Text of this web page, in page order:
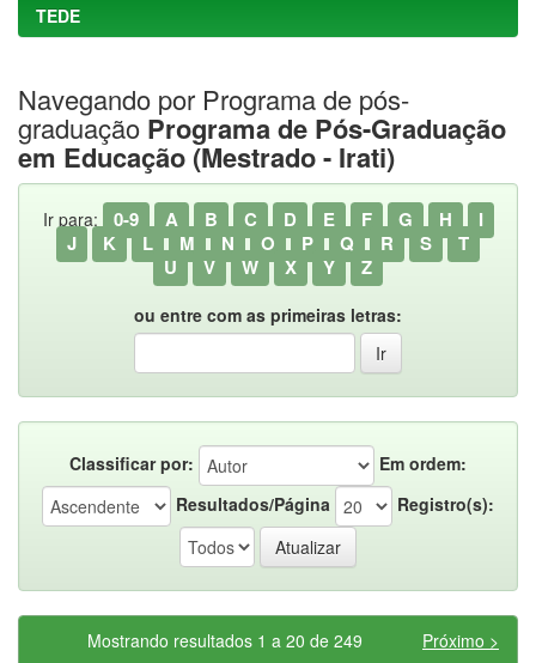
TEDE
Navegando por Programa de pós-
graduação Programa de Pós-Graduação
em Educação (Mestrado - Irati)
Ir para: 0-9 A B C D E F G H
I
J
K L M N O P Q R S
T
U
V W X Y Z
ou entre com as primeiras letras:
Classificar por:
Em ordem:
Resultados/Página
Registro(s):
Mostrando resultados 1 a 20 de 249
Próximo >